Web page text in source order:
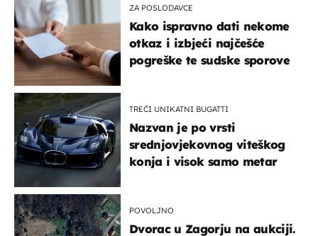
ZA POSLODAVCE
Kako ispravno dati nekome
otkaz i izbjeći najčešće
pogreške te sudske sporove
TREĆI UNIKATNI BUGATTI
Nazvan je po vrsti
srednjovjekovnog viteškog
konja i visok samo metar
POVOLJNO
Dvorac u Zagorju na aukciji.